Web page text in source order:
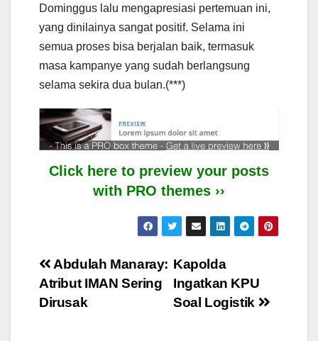
Dominggus lalu mengapresiasi pertemuan ini,
yang dinilainya sangat positif. Selama ini
semua proses bisa berjalan baik, termasuk
masa kampanye yang sudah berlangsung
selama sekira dua bulan.(***)
Click here to preview your posts
with PRO themes ››
Post
navigation
Kapolda
Ingatkan KPU
Soal Logistik
Abdulah Manaray:
Atribut IMAN Sering
Dirusak